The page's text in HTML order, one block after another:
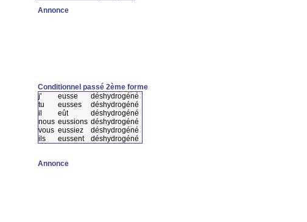
Annonce
Conditionnel passé 2ème forme
j'
eusse
déshydrogéné
tu
eusses
déshydrogéné
il
eût
déshydrogéné
nous eussions déshydrogéné
vous eussiez
déshydrogéné
ils
eussent déshydrogéné
Annonce